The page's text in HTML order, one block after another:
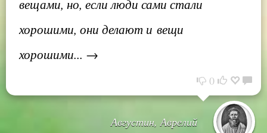
вещами, но, если люди сами стали
хорошими, они делают и вещи
хорошими... →
0
Августин, Аврелий